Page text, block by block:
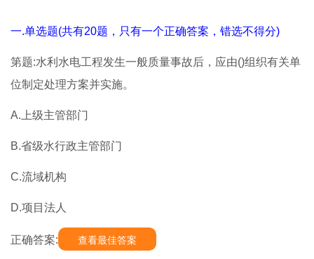
一.单选题(共有20题，只有一个正确答案，错选不得分)
第题:水利水电工程发生一般质量事故后，应由()组织有关单
位制定处理方案并实施。
A.上级主管部门
B.省级水行政主管部门
C.流域机构
D.项目法人
正确答案: 查看最佳答案